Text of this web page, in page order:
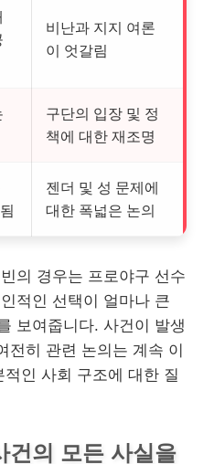
비난과 지지 여론
이 엇갈림
구단의 입장 및 정
책에 대한 재조명
젠더 및 성 문제에
대한 폭넓은 논의
의 경우는 프로야구 선수
적인 선택이 얼마나 큰
보여줍니다. 사건이 발생
전히 관련 논의는 계속 이
인 사회 구조에 대한 질
건의 모든 사실을